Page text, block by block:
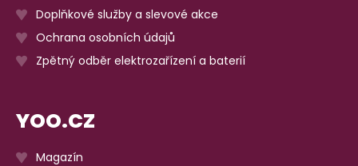
Doplňkové služby a slevové akce
Ochrana osobních údajů
Zpětný odběr elektrozařízení a baterií
YOO.CZ
Magazín